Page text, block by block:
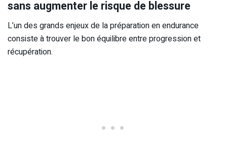
sans augmenter le risque de blessure
L’un des grands enjeux de la préparation en endurance
consiste à trouver le bon équilibre entre progression et
récupération.